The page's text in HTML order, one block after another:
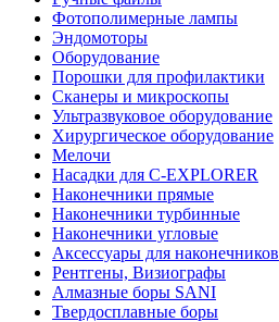
Фотополимерные лампы
Эндомоторы
Оборудование
Порошки для профилактики
Сканеры и микроскопы
Ультразвуковое оборудование
Хирургическое оборудование
Мелочи
Насадки для C-EXPLORER
Наконечники прямые
Наконечники турбинные
Наконечники угловые
Аксессуары для наконечников
Рентгены, Визиографы
Алмазные боры SANI
Твердосплавные боры